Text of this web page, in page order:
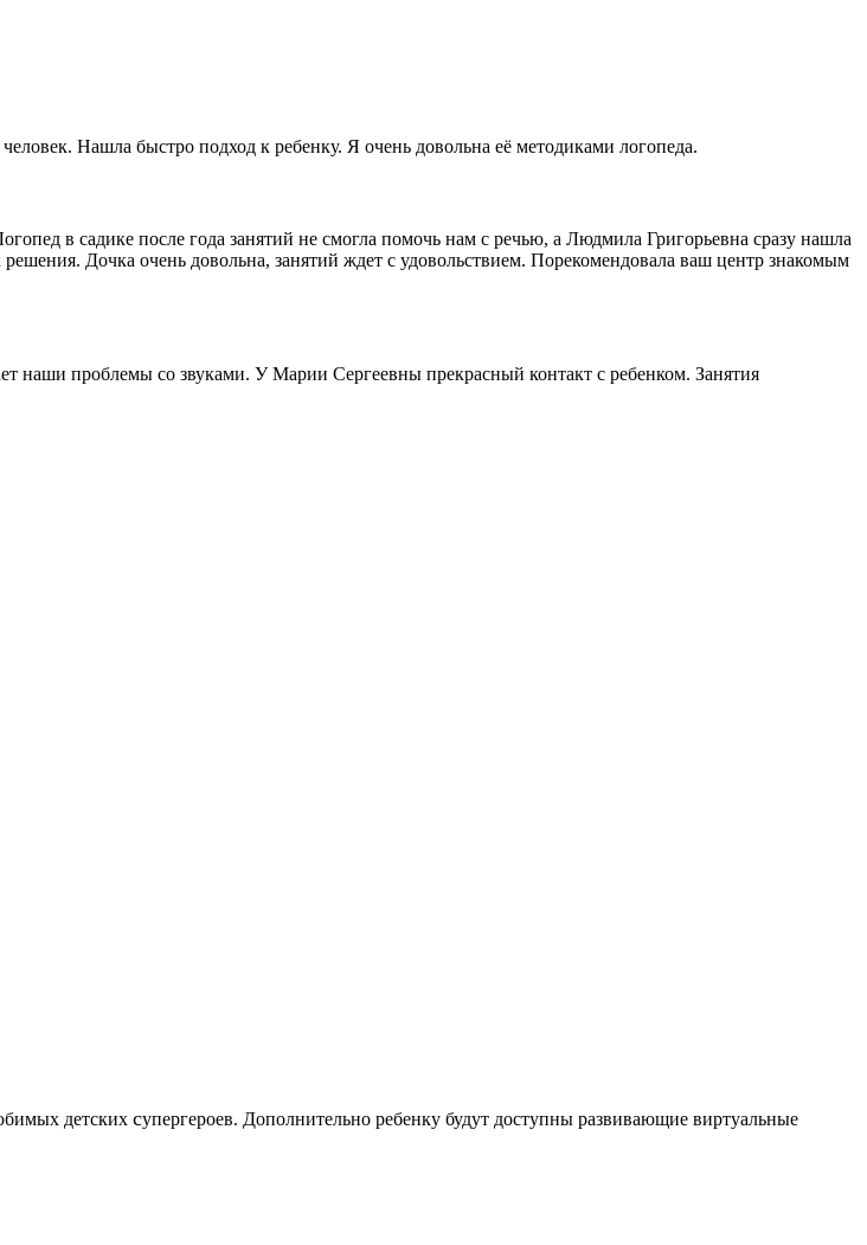
Нашла быстро подход к ребенку. Я очень довольна её методиками логопеда.
в садике после года занятий не смогла помочь нам с речью, а Людмила Григорьевна сразу нашла
Дочка очень довольна, занятий ждет с удовольствием. Порекомендовала ваш центр знакомым
проблемы со звуками. У Марии Сергеевны прекрасный контакт с ребенком. Занятия
детских cупергероев. Дополнительно ребенку будут доступны развивающие виртуальные